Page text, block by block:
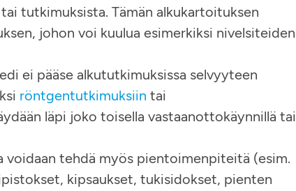
tutkimuksista. Tämän alkukartoituksen
johon voi kuulua esimerkiksi nivelsiteiden
ei pääse alkututkimuksissa selvyyteen
röntgentutkimuksiin tai
läpi joko toisella vastaanottokäynnillä tai
voidaan tehdä myös pientoimenpiteitä (esim.
kipsaukset, tukisidokset, pienten